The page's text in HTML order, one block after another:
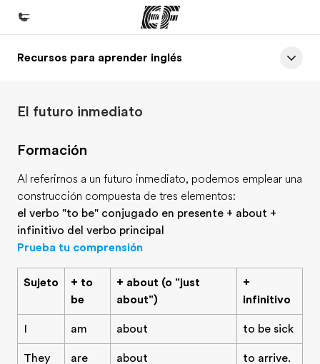
Inicio
Programas
Oficinas
Encuentra una oficina
Sobre nosotros
Quiénes somos
Trabajos
Recursos para aprender inglés
El futuro inmediato
Formación
Al referirnos a un futuro inmediato, podemos emplear una
construcción compuesta de tres elementos:
el verbo "to be" conjugado en presente + about +
infinitivo del verbo principal
Prueba tu comprensión
Sujeto
+ to
be
+ about (o "just
about")
+
infinitivo
I am about to be sick
They are about to arrive.